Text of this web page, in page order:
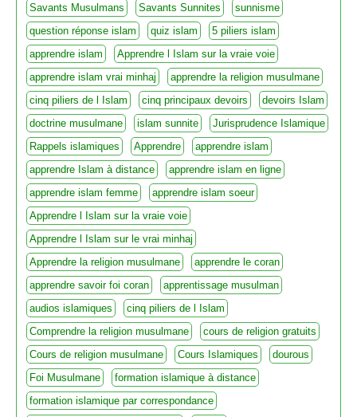
Savants Musulmans Savants Sunnites
sunnisme
question réponse islam
quiz islam
5 piliers islam
apprendre islam
Apprendre l Islam sur la vraie voie
apprendre islam vrai minhaj
apprendre la religion musulmane
cinq piliers de l Islam
cinq principaux devoirs
devoirs Islam
doctrine musulmane
islam sunnite
Jurisprudence Islamique
Rappels islamiques
Apprendre
apprendre islam
apprendre Islam à distance
apprendre islam en ligne
apprendre islam femme
apprendre islam soeur
Apprendre l Islam sur la vraie voie
Apprendre l Islam sur le vrai minhaj
Apprendre la religion musulmane
apprendre le coran
apprendre savoir foi coran
apprentissage musulman
audios islamiques
cinq piliers de l Islam
Comprendre la religion musulmane
cours de religion gratuits
Cours de religion musulmane
Cours Islamiques
dourous
Foi Musulmane
formation islamique à distance
formation islamique par correspondance